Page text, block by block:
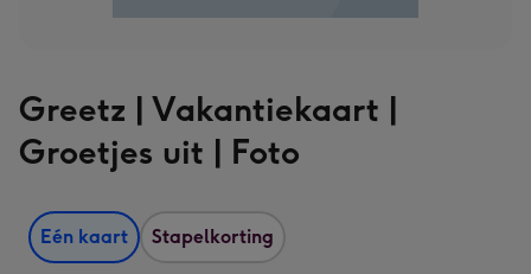
Greetz | Vakantiekaart |
Groetjes uit | Foto
Eén kaart Stapelkorting